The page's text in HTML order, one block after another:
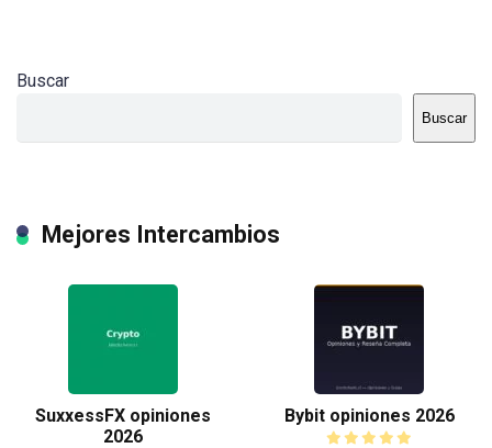
Buscar
Buscar
Mejores Intercambios
SuxxessFX opiniones
2026
Bybit opiniones 2026